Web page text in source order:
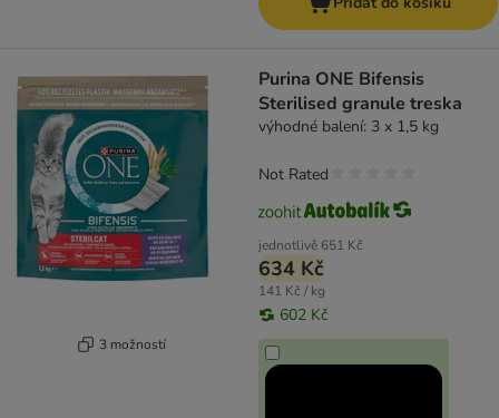
3 možností
Purina ONE Bifensis
Sterilised granule treska
výhodné balení: 3 x 1,5 kg
jednotlivě 651 Kč
634 Kč
141 Kč / kg
602 Kč
Not Rated